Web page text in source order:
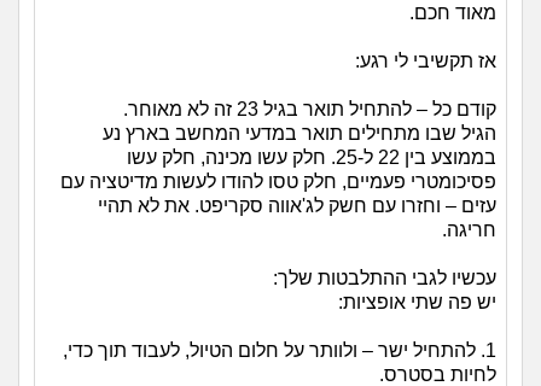
מאוד חכם.
אז תקשיבי לי רגע:
קודם כל – להתחיל תואר בגיל 23 זה לא מאוחר.
הגיל שבו מתחילים תואר במדעי המחשב בארץ נע
בממוצע בין 22 ל-25. חלק עשו מכינה, חלק עשו
פסיכומטרי פעמיים, חלק טסו להודו לעשות מדיטציה עם
עזים – וחזרו עם חשק לג'אווה סקריפט. את לא תהיי
חריגה.
עכשיו לגבי ההתלבטות שלך:
יש פה שתי אופציות:
1. להתחיל ישר – ולוותר על חלום הטיול, לעבוד תוך כדי,
לחיות בסטרס.